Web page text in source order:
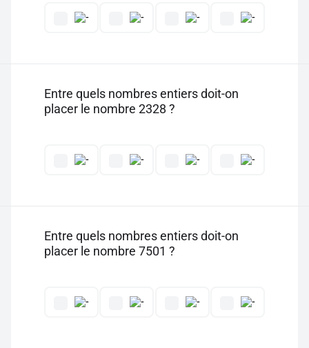
Entre quels nombres entiers doit-on
placer le nombre 2328 ?
Entre quels nombres entiers doit-on
placer le nombre 7501 ?